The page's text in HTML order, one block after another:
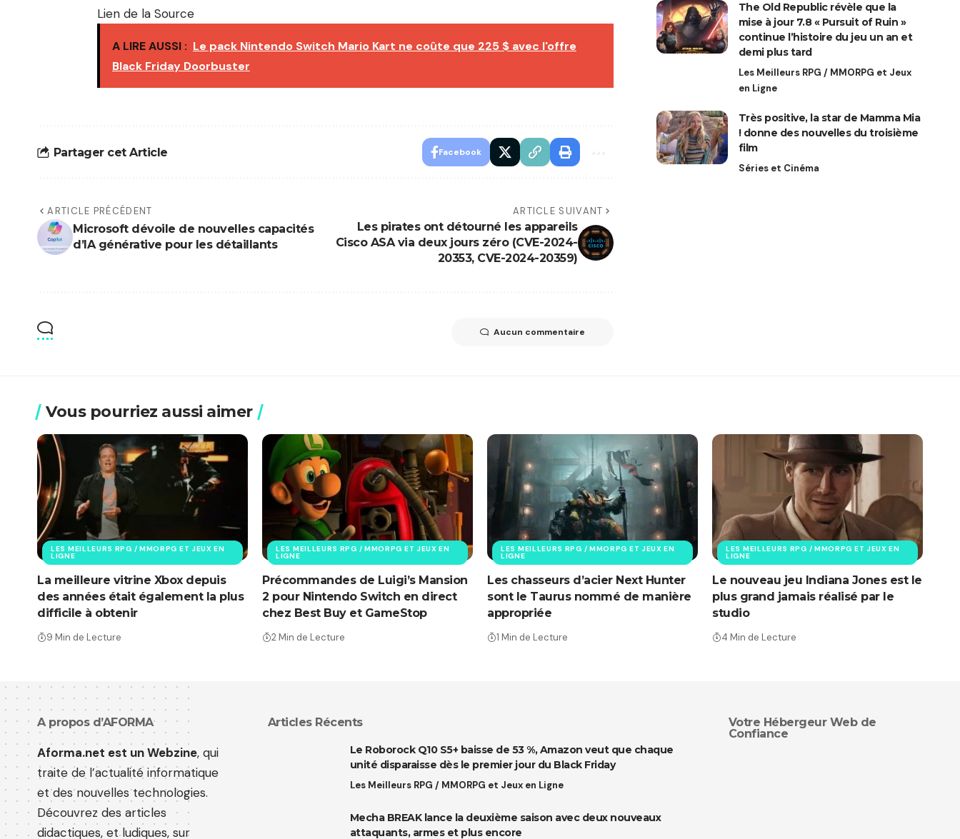
Lien de la Source
A LIRE AUSSI : Le pack Nintendo Switch Mario Kart ne coûte que 225 $ avec l'offre
Black Friday Doorbuster
Partager cet Article Facebook
ARTICLE PRÉCÉDENT
Microsoft dévoile de nouvelles capacités
d’IA générative pour les détaillants
ARTICLE SUIVANT
Les pirates ont détourné les appareils
Cisco ASA via deux jours zéro (CVE-2024-
20353, CVE-2024-20359)
Aucun commentaire
The Old Republic révèle que la
mise à jour 7.8 « Pursuit of Ruin »
continue l’histoire du jeu un an et
demi plus tard
Les Meilleurs RPG / MMORPG et Jeux
en Ligne
Très positive, la star de Mamma Mia
! donne des nouvelles du troisième
film
Séries et Cinéma
Vous pourriez aussi aimer
LES MEILLEURS RPG / MMORPG ET JEUX EN
LIGNE
La meilleure vitrine Xbox depuis
des années était également la plus
difficile à obtenir
9 Min de Lecture
LES MEILLEURS RPG / MMORPG ET JEUX EN
LIGNE
Précommandes de Luigi’s Mansion
2 pour Nintendo Switch en direct
chez Best Buy et GameStop
2 Min de Lecture
LES MEILLEURS RPG / MMORPG ET JEUX EN
LIGNE
Les chasseurs d’acier Next Hunter
sont le Taurus nommé de manière
appropriée
1 Min de Lecture
LES MEILLEURS RPG / MMORPG ET JEUX EN
LIGNE
Le nouveau jeu Indiana Jones est le
plus grand jamais réalisé par le
studio
4 Min de Lecture
A propos d’AFORMA
Aforma.net est un Webzine, qui
traite de l’actualité informatique
et des nouvelles technologies.
Découvrez des articles
didactiques, et ludiques, sur
Articles Récents
Le Roborock Q10 S5+ baisse de 53 %, Amazon veut que chaque
unité disparaisse dès le premier jour du Black Friday
Les Meilleurs RPG / MMORPG et Jeux en Ligne
Mecha BREAK lance la deuxième saison avec deux nouveaux
attaquants, armes et plus encore
Votre Hébergeur Web de
Confiance